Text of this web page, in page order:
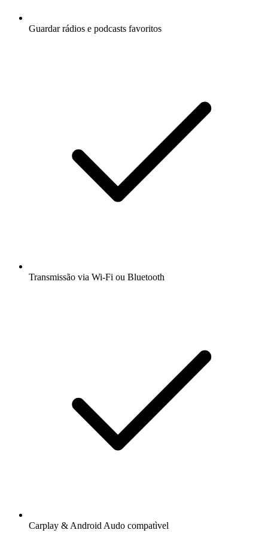
Guardar rádios e podcasts favoritos
Transmissão via Wi-Fi ou Bluetooth
Carplay & Android Audo compatìvel